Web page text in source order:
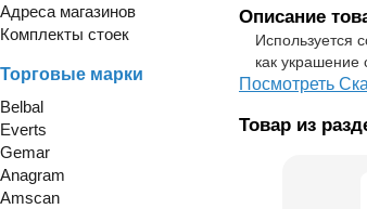
Адреса магазинов
Комплекты стоек
Торговые марки
Belbal
Everts
Gemar
Anagram
Amscan
Описание
Используется
как украшение
Посмотреть
Товар из